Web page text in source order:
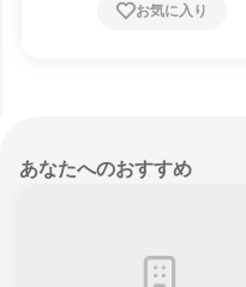
お気に入り
あなたへのおすすめ